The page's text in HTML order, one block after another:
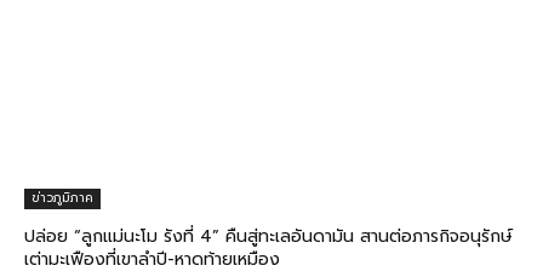
ข่าวภูมิภาค
ปล่อย “ลูกแม่นะโม รังที่ 4” คืนสู่ทะเลอันดามัน สานต่อภารกิจอนุรักษ์
เต่ามะเฟืองที่เขาลำปี-หาดท้ายเหมือง